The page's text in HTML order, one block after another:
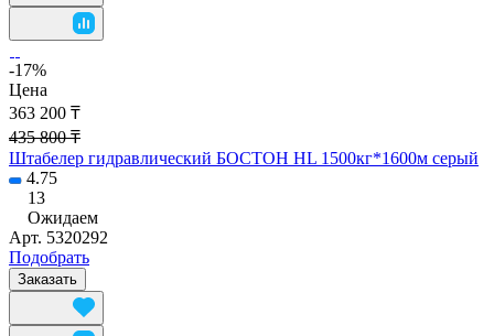
-17%
Цена
363 200 ₸
435 800 ₸
Штабелер гидравлический БОСТОН HL 1500кг*1600м серый
4.75
13
Ожидаем
Арт. 5320292
Подобрать
Заказать